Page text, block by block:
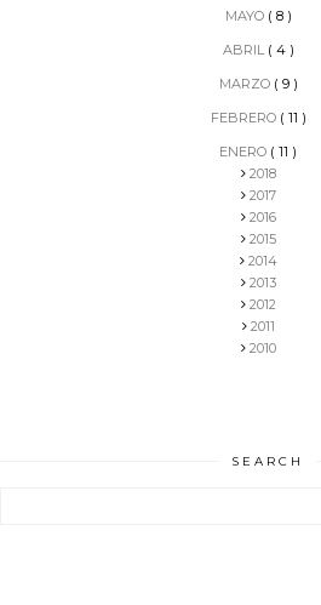
MAYO ( 8 )
ABRIL ( 4 )
MARZO ( 9 )
FEBRERO ( 11 )
ENERO ( 11 )
2018
2017
2016
2015
2014
2013
2012
2011
2010
SEARCH